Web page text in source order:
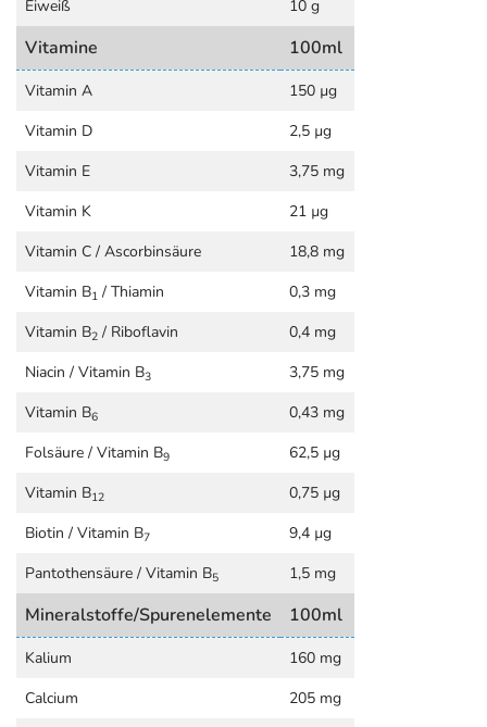
Eiweiß 10 g
Vitamine 100ml
Vitamin A
150 µg
Vitamin D
2,5 µg
Vitamin E
3,75 mg
Vitamin K
21 µg
Vitamin C / Ascorbinsäure
18,8 mg
Vitamin B1 / Thiamin
0,3 mg
Vitamin B2 / Riboflavin
0,4 mg
Niacin / Vitamin B3
3,75 mg
Vitamin B6
0,43 mg
Folsäure / Vitamin B9
62,5 µg
Vitamin B12
0,75 µg
Biotin / Vitamin B7
9,4 µg
Pantothensäure / Vitamin B5 1,5 mg
Mineralstoffe/Spurenelemente 100ml
Kalium
160 mg
Calcium
205 mg